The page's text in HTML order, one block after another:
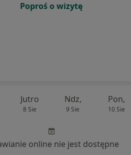
Poproś o wizytę
Jutro
8 Sie
Ndz,
9 Sie
Pon,
10 Sie
online nie jest dostępne